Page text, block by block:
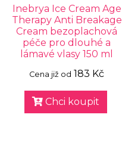
Inebrya Ice Cream Age
Therapy Anti Breakage
Cream bezoplachová
péče pro dlouhé a
lámavé vlasy 150 ml
Cena již od 183 Kč
Chci koupit